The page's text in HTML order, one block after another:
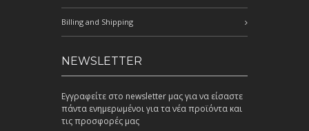
Billing and Shipping
NEWSLETTER
Εγγραφείτε στο newsletter μας για να είσαστε
πάντα ενημερωμένοι για τα νέα προϊόντα και
τις προσφορές μας